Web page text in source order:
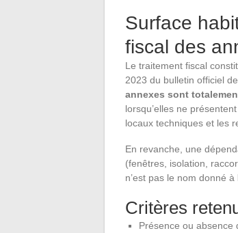
Surface
fiscal des
Le traitement fiscal
2023 du bulletin officiel
annexes sont
lorsqu’elles ne
locaux techniques et les
En revanche, une
(fenêtres, isolation,
n’est pas le nom donné à
Critères
Présence ou absence